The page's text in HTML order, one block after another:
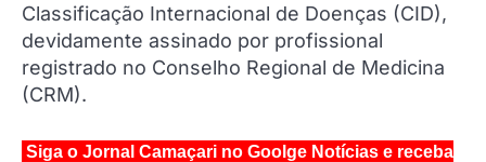
Classificação Internacional de Doenças (CID),
devidamente assinado por profissional
registrado no Conselho Regional de Medicina
(CRM).
Siga o Jornal Camaçari no Goolge Notícias e receba